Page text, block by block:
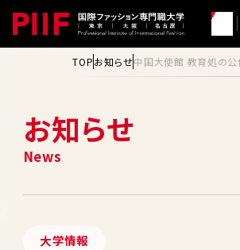
JP
お知らせ
TOPお知らせ中国大使館 教育処の公
大学情報